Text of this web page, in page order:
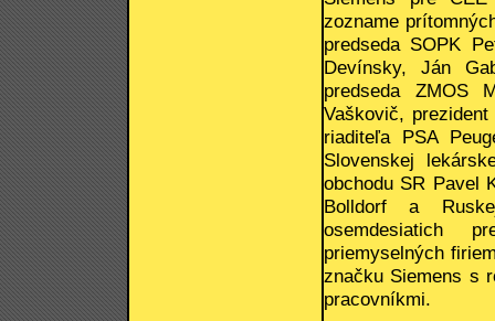
zozname
predseda SOPK
Devínsky, Ján
predseda ZMOS
Vaškovič,
riaditeľa PSA
Slovenskej
obchodu SR Pavel
Bolldorf a
osemdesiatich
priemyselných
značku Siemens s
pracovníkmi.